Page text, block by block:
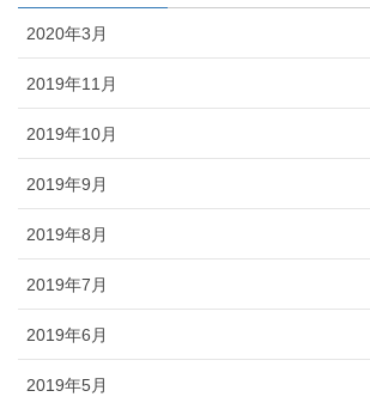
2020年3月
2019年11月
2019年10月
2019年9月
2019年8月
2019年7月
2019年6月
2019年5月